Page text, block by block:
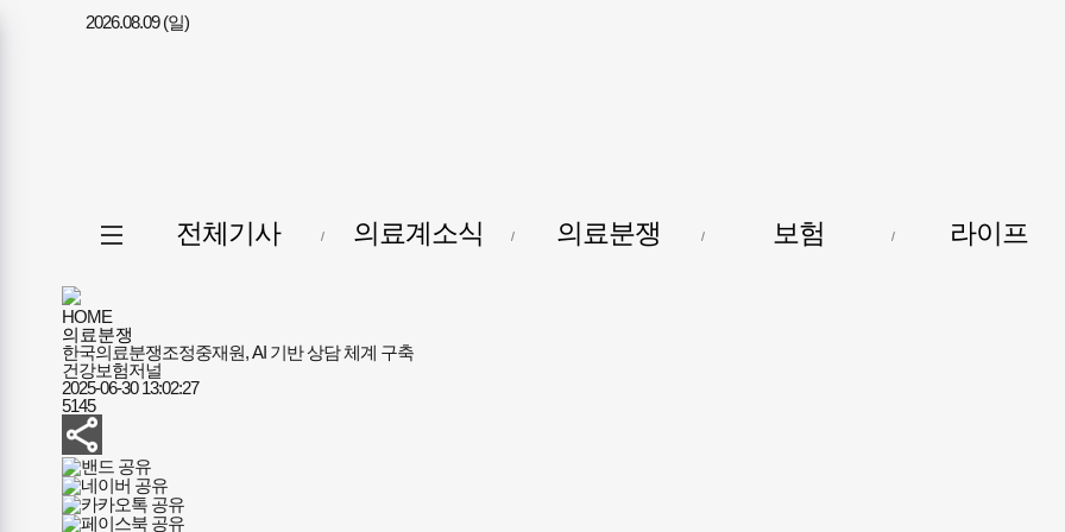
2026.08.09 (일)
전체메뉴
열기/
전체기사 의료계소식 의료분쟁 보험 라이프
HOME
의료분쟁
한국의료분쟁조정중재원, AI 기반 상담 체계 구축 ​
건강보험저널
2025-06-30 13:02:27
5145